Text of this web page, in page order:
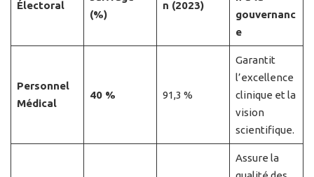
Électoral
(%)
n (2023)
gouvernanc
e
Personnel
Médical
40 % 91,3 %
Garantit
l’excellence
clinique et la
vision
scientifique.
Assure la